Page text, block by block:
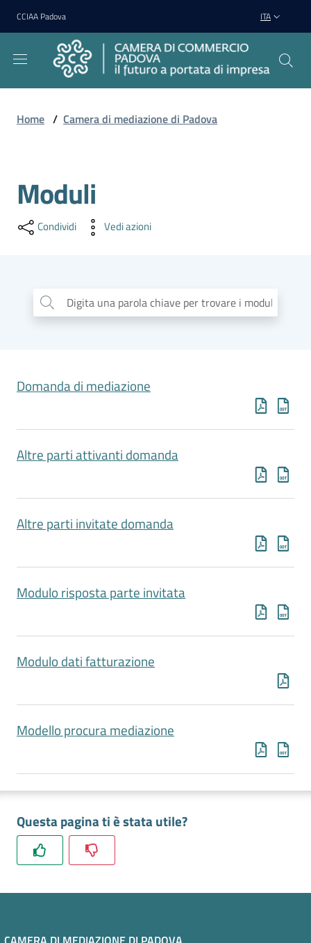
Vai al contenuto
Vai alla navigazione
Vai al footer
CCIAA Padova ITA
di
Padova
Menu selezionato
Regolamento
Organigramma
P
a
m
e
i
o
n
i
n
e
Contatti
Seguici
su
Home / Camera di mediazione di Padova
Moduli
Condividi Vedi azioni
Digita una parola chiave per trovare i moduli
Domanda di mediazione
Altre parti attivanti domanda
Altre parti invitate domanda
Modulo risposta parte invitata
Modulo dati fatturazione
Modello procura mediazione
Questa pagina ti è stata utile?